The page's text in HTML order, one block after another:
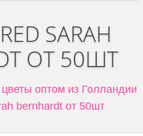
SARAH
ОТ 50ШТ
оптом из Голландии
bernhardt от 50шт